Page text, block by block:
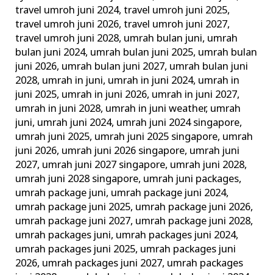
travel umroh juni 2024,travel umroh juni 2025,
travel umroh juni 2026,travel umroh juni 2027,
travel umroh juni 2028, umrah bulan juni, umrah
bulan juni 2024, umrah bulan juni 2025, umrah bulan
juni 2026, umrah bulan juni 2027, umrah bulan juni
2028, umrah in juni, umrah in juni 2024, umrah in
juni 2025, umrah in juni 2026, umrah in juni 2027,
umrah in juni 2028, umrah in juni weather, umrah
juni, umrah juni 2024, umrah juni 2024 singapore,
umrah juni 2025, umrah juni 2025 singapore, umrah
juni 2026, umrah juni 2026 singapore, umrah juni
2027, umrah juni 2027 singapore, umrah juni 2028,
umrah juni 2028 singapore, umrah juni packages,
umrah package juni, umrah package juni 2024,
umrah package juni 2025, umrah package juni 2026,
umrah package juni 2027, umrah package juni 2028,
umrah packages juni, umrah packages juni 2024,
umrah packages juni 2025, umrah packages juni
2026, umrah packages juni 2027, umrah packages